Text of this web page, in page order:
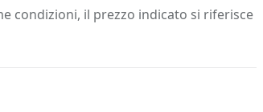
condizioni, il prezzo indicato si riferisce